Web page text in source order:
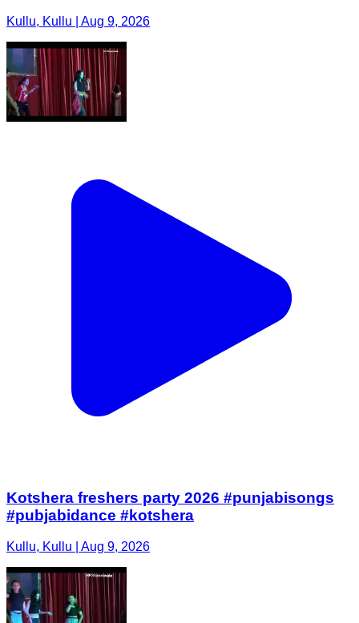
Kullu, Kullu | Aug 9, 2026
Kotshera freshers party 2026 #punjabisongs
#pubjabidance #kotshera
Kullu, Kullu | Aug 9, 2026